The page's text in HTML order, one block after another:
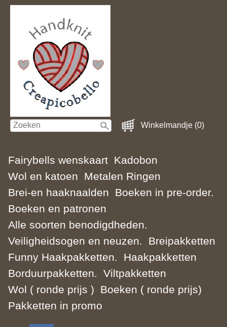
Winkelmandje (0)
Fairybells wenskaart Kadobon
Wol en katoen
Metalen Ringen
Brei-en haaknaalden
Boeken in pre-order.
Boeken en patronen
Alle soorten benodigdheden.
Veiligheidsogen en neuzen.
Breipakketten
Funny Haakpakketten.
Haakpakketten
Borduurpakketten.
Viltpakketten
Wol ( ronde prijs )
Boeken ( ronde prijs)
Pakketten in promo